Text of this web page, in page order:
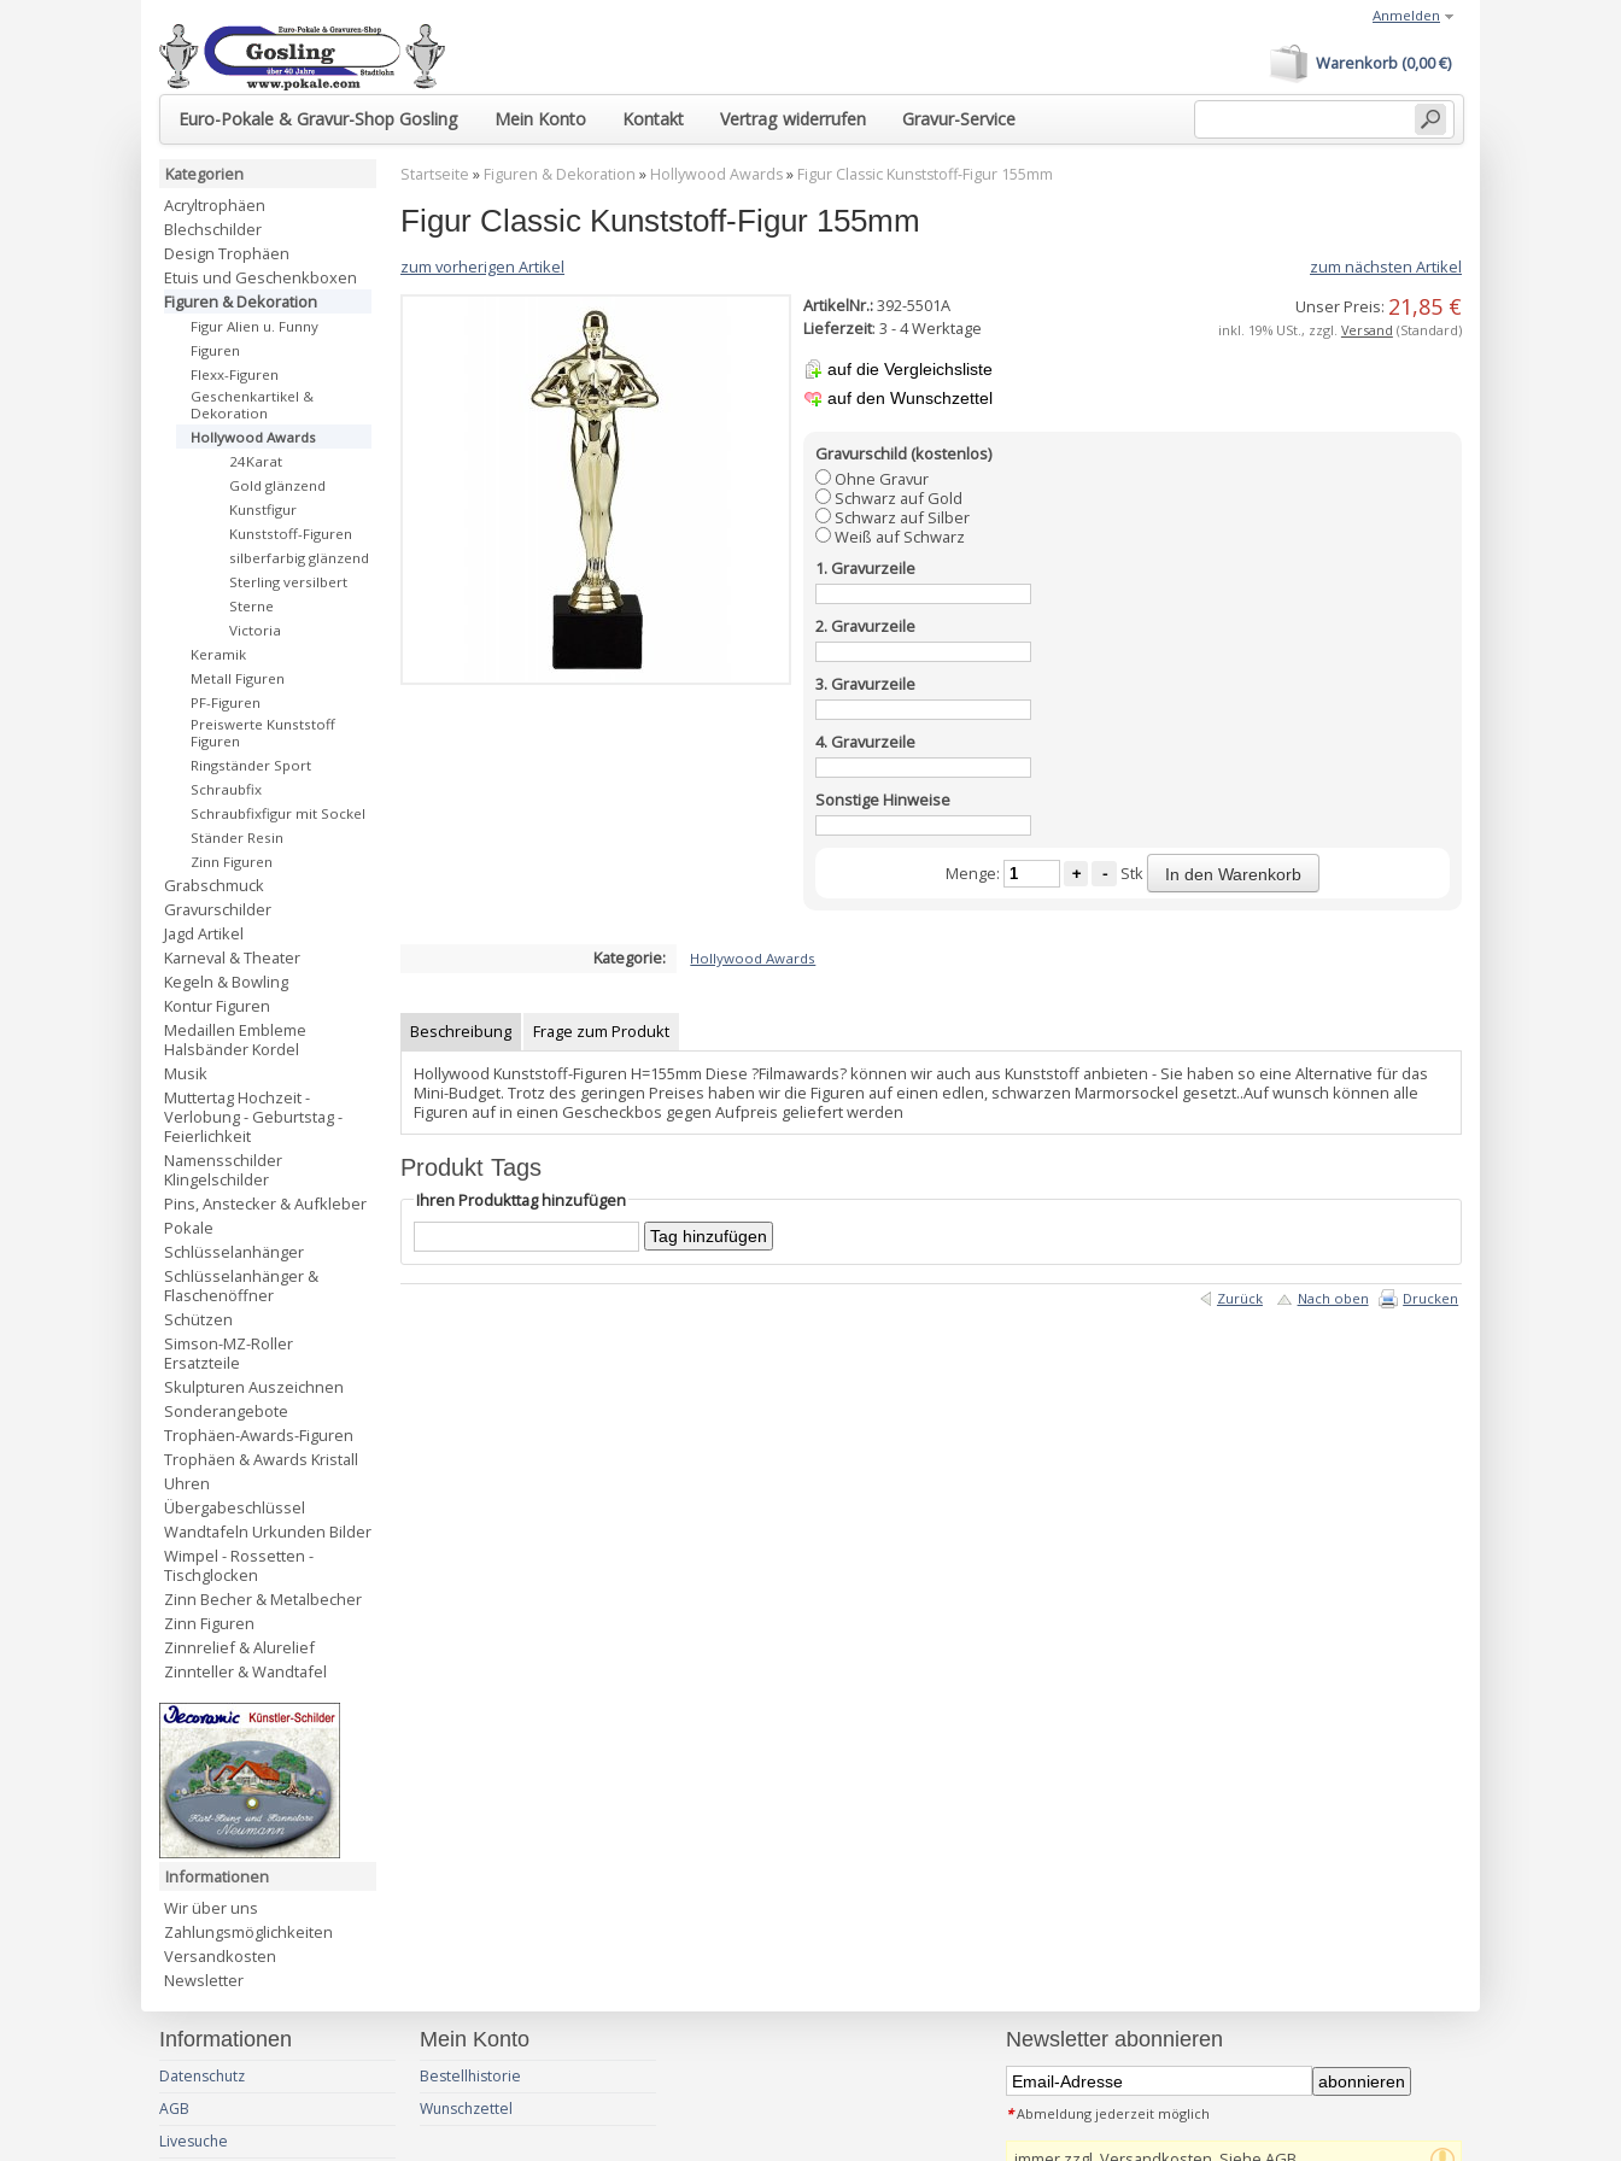
Euro-Pokale & Gravur-Shop Gosling Mein Konto Kontakt Vertrag widerrufen Gravur-Service
Warenkorb (0,00 €)
Anmelden
Startseite » Figuren & Dekoration » Hollywood Awards» Figur Classic Kunststoff-Figur 155mm
Figur Classic Kunststoff-Figur 155mm
zum vorherigen Artikel
zum nächsten Artikel
ArtikelNr.:392-5501A
Lieferzeit: 3 - 4 Werktage
auf die Vergleichsliste
auf den Wunschzettel
Unser Preis: 21,85 €
inkl. 19% USt., zzgl. Versand (Standard)
Gravurschild (kostenlos)
Ohne Gravur
Schwarz auf Gold
Schwarz auf Silber
Weiß auf Schwarz
1. Gravurzeile
2. Gravurzeile
3. Gravurzeile
4. Gravurzeile
Sonstige Hinweise
Menge: + - Stk In den Warenkorb
Kategorie: Hollywood Awards
Beschreibung
Frage zum Produkt
Hollywood Kunststoff-Figuren H=155mm Diese ?Filmawards? können wir auch aus Kunststoff anbieten - Sie haben so eine Alternative für das
Mini-Budget. Trotz des geringen Preises haben wir die Figuren auf einen edlen, schwarzen Marmorsockel gesetzt..Auf wunsch können alle
Figuren auf in einen Gescheckbos gegen Aufpreis geliefert werden
Produkt Tags
Ihren Produkttag hinzufügen
Zurück Nach oben Drucken
Kategorien
Acryltrophäen
Blechschilder
Design Trophäen
Etuis und Geschenkboxen
Figuren & Dekoration
Figur Alien u. Funny
Figuren
Flexx-Figuren
Geschenkartikel &
Dekoration
Hollywood Awards
24Karat
Gold glänzend
Kunstfigur
Kunststoff-Figuren
silberfarbig glänzend
Sterling versilbert
Sterne
Victoria
Keramik
Metall Figuren
PF-Figuren
Preiswerte Kunststoff
Figuren
Ringständer Sport
Schraubfix
Schraubfixfigur mit Sockel
Ständer Resin
Zinn Figuren
Grabschmuck
Gravurschilder
Jagd Artikel
Karneval & Theater
Kegeln & Bowling
Kontur Figuren
Medaillen Embleme
Halsbänder Kordel
Musik
Muttertag Hochzeit -
Verlobung - Geburtstag -
Feierlichkeit
Namensschilder
Klingelschilder
Pins, Anstecker & Aufkleber
Pokale
Schlüsselanhänger
Schlüsselanhänger &
Flaschenöffner
Schützen
Simson-MZ-Roller
Ersatzteile
Skulpturen Auszeichnen
Sonderangebote
Trophäen-Awards-Figuren
Trophäen & Awards Kristall
Uhren
Übergabeschlüssel
Wandtafeln Urkunden Bilder
Wimpel - Rossetten -
Tischglocken
Zinn Becher & Metalbecher
Zinn Figuren
Zinnrelief & Alurelief
Zinnteller & Wandtafel
Informationen
Wir über uns
Zahlungsmöglichkeiten
Versandkosten
Newsletter
Informationen
Datenschutz
AGB
Livesuche
Mein Konto
Bestellhistorie
Wunschzettel
Newsletter abonnieren
abonnieren
*Abmeldung jederzeit möglich